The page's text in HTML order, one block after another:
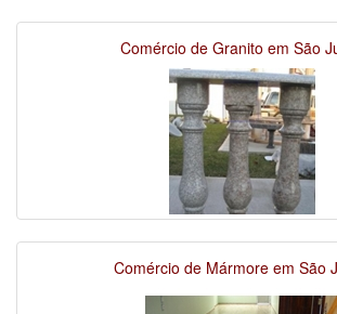
Comércio de Granito em São
Comércio de Mármore em São